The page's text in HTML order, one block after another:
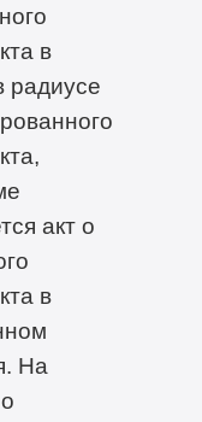
в
радиусе
акт о
в
На